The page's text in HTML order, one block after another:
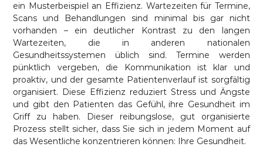
ein Musterbeispiel an Effizienz. Wartezeiten für Termine,
Scans und Behandlungen sind minimal bis gar nicht
vorhanden – ein deutlicher Kontrast zu den langen
Wartezeiten, die in anderen nationalen
Gesundheitssystemen üblich sind. Termine werden
pünktlich vergeben, die Kommunikation ist klar und
proaktiv, und der gesamte Patientenverlauf ist sorgfältig
organisiert. Diese Effizienz reduziert Stress und Ängste
und gibt den Patienten das Gefühl, ihre Gesundheit im
Griff zu haben. Dieser reibungslose, gut organisierte
Prozess stellt sicher, dass Sie sich in jedem Moment auf
das Wesentliche konzentrieren können: Ihre Gesundheit.